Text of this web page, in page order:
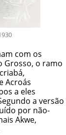
com os
Grosso, o ramo
Acroás
a eles
a versão
por não-
Akwe,